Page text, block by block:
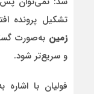
تشکیل پرونده
زمین به‌صورت
و سریع‌تر شود.
فولیان با